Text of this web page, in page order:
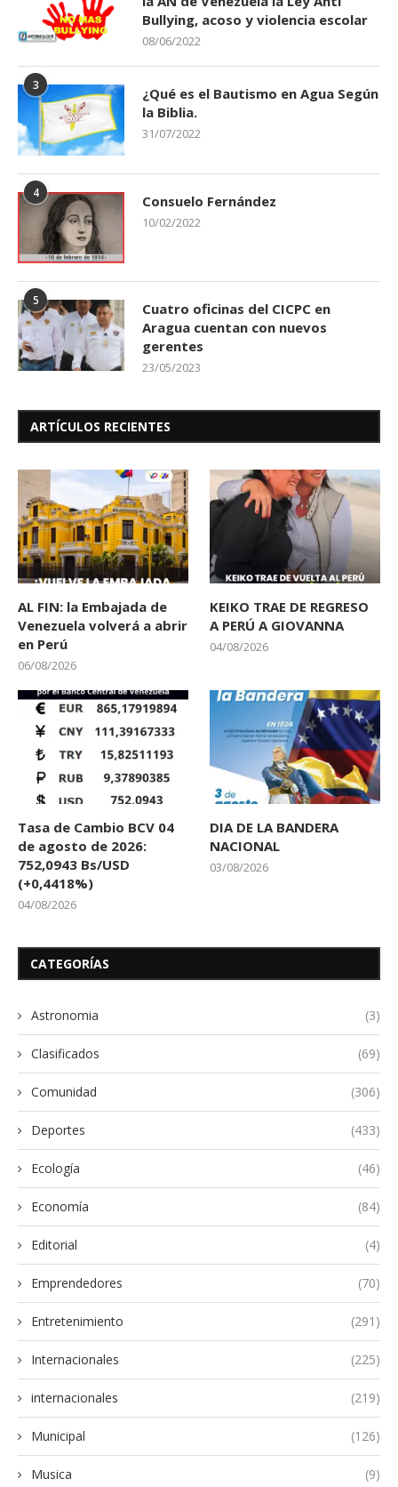
Bullying, acoso y violencia escolar
08/06/2022
3
¿Qué es el Bautismo en Agua Según
la Biblia.
31/07/2022
4 Consuelo Fernández
10/02/2022
5
Cuatro oficinas del CICPC en
Aragua cuentan con nuevos
gerentes
23/05/2023
ARTÍCULOS RECIENTES
AL FIN: la Embajada de
Venezuela volverá a abrir
en Perú
06/08/2026
KEIKO TRAE DE REGRESO
A PERÚ A GIOVANNA
04/08/2026
Tasa de Cambio BCV 04
de agosto de 2026:
752,0943 Bs/USD
(+0,4418%)
04/08/2026
DIA DE LA BANDERA
NACIONAL
03/08/2026
CATEGORÍAS
Astronomia (3)
Clasificados (69)
Comunidad (306)
Deportes (433)
Ecología (46)
Economía (84)
Editorial (4)
Emprendedores (70)
Entretenimiento (291)
Internacionales (225)
internacionales (219)
Municipal (126)
Musica (9)